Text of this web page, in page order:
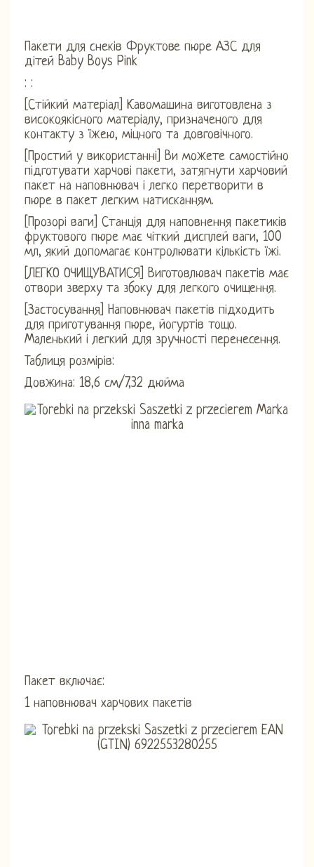
Пакети для снеків Фруктове пюре АЗС для
дітей Baby Boys Pink
: :
[Стійкий матеріал] Кавомашина виготовлена ​​з
високоякісного матеріалу, призначеного для
контакту з їжею, міцного та довговічного.
[Простий у використанні] Ви можете самостійно
підготувати харчові пакети, затягнути харчовий
пакет на наповнювач і легко перетворити в
пюре в пакет легким натисканням.
[Прозорі ваги] Станція для наповнення пакетиків
фруктового пюре має чіткий дисплей ваги, 100
мл, який допомагає контролювати кількість їжі.
[ЛЕГКО ОЧИЩУВАТИСЯ] Виготовлювач пакетів має
отвори зверху та збоку для легкого очищення.
[Застосування] Наповнювач пакетів підходить
для приготування пюре, йогуртів тощо.
Маленький і легкий для зручності перенесення.
Таблиця розмірів:
Довжина: 18,6 см/7,32 дюйма
Пакет включає:
1 наповнювач харчових пакетів